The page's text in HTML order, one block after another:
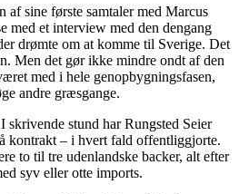
af sine første samtaler med Marcus
med et interview med den dengang
drømte om at komme til Sverige. Det
Men det gør ikke mindre ondt af den
med i hele genopbygningsfasen,
andre græsgange.
skrivende stund har Rungsted Seier
kontrakt – i hvert fald offentliggjorte.
to til tre udenlandske backer, alt efter
syv eller otte imports.